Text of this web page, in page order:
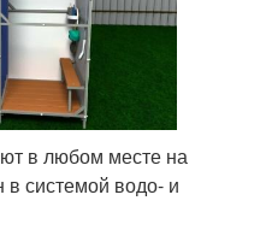
в любом месте на
в системой водо- и